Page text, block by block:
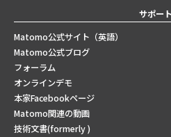
サポート
Matomo公式サイト（英語）
Matomo公式ブログ
フォーラム
オンラインデモ
本家Facebookページ
Matomo関連の動画
技術文書(formerly )